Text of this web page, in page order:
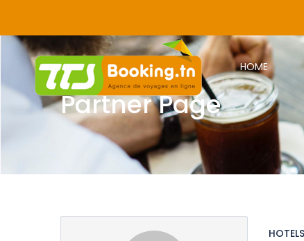
HOME
Partner Page
HOTELS